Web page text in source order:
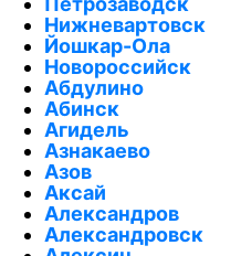
Нижневартовск
Йошкар-Ола
Новороссийск
Абдулино
Абинск
Агидель
Азнакаево
Азов
Аксай
Александров
Александровск